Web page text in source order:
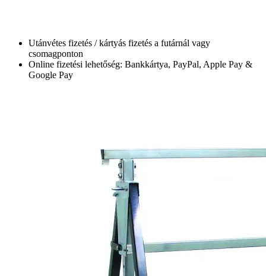
Utánvétes fizetés / kártyás fizetés a futárnál vagy
csomagponton
Online fizetési lehetőség: Bankkártya, PayPal, Apple Pay &
Google Pay